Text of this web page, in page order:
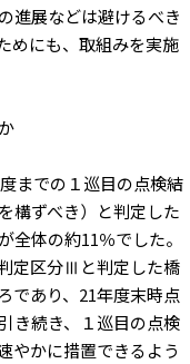
進展などは避けるべき
めにも、取組みを実施
までの１巡目の点検結
構ずべき）と判定した
体の約11％でした。
定区分Ⅲと判定した橋
であり、21年度末時点
き続き、１巡目の点検
やかに措置できるよう